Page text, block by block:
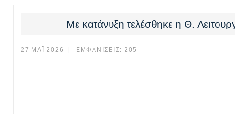
Με κατάνυξη τελέσθηκε η Θ.
27 ΜΆΙ 2026 ΕΜΦΑΝΊΣΕΙΣ: 205